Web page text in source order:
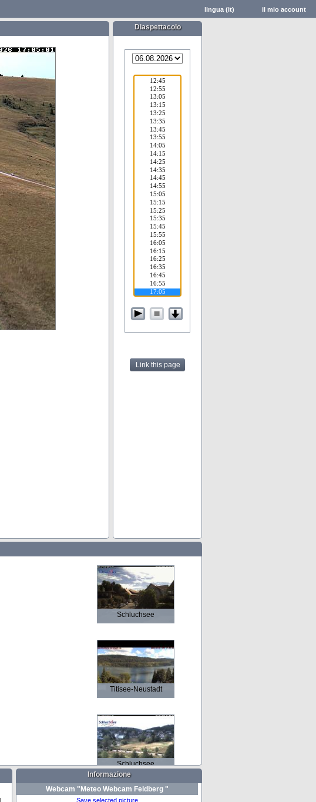
il mio account
lingua (it)
Diaspettacolo
Link this page
Schluchsee
Titisee-Neustadt
Schluchsee
Informazione
Webcam "Meteo Webcam Feldberg "
Save selected picture